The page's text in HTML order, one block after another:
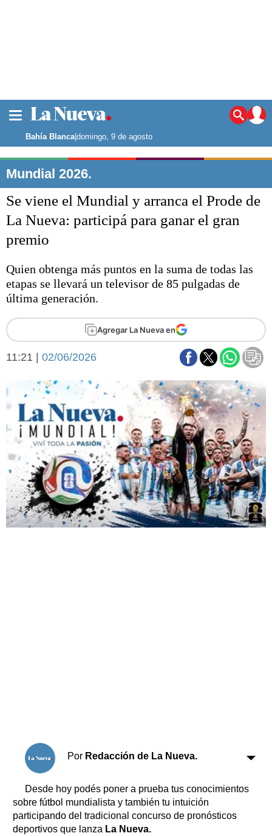
Noticias
La ciudad
Punta Alta
El mundo
Seguridad
Opinión
Liga del Sur
Básquetbol
Aplausos
Cines
Economía y campo
Economía y finanzas
Con el campo
Espacio empresas
Sociedad y tiempo
libre
Sociedad
Tecnología
Turismo
Salud
Es viral
El tiempo
Fúnebres
Clasificados
Bahía Blanca|domingo, 9 de agosto
Mundial 2026.
Se viene el Mundial y arranca el Prode de
La Nueva: participá para ganar el gran
premio
Quien obtenga más puntos en la suma de todas las
etapas se llevará un televisor de 85 pulgadas de
última generación.
Agregar La Nueva en
11:21 | 02/06/2026
Por Redacción de La Nueva.
Desde hoy podés poner a prueba tus conocimientos
sobre fútbol mundialista y también tu intuición
participando del tradicional concurso de pronósticos
deportivos que lanza La Nueva.